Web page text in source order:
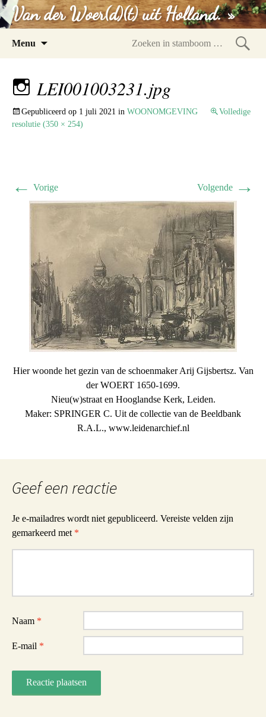
Van der Woer(d)(t) uit Holland. »
Menu
LEI001003231.jpg
Gepubliceerd op 1 juli 2021 in WOONOMGEVING
Volledige
resolutie (350 × 254)
← Vorige Volgende →
Hier woonde het gezin van de schoenmaker Arij Gijsbertsz. Van
der WOERT 1650-1699.
Nieu(w)straat en Hooglandse Kerk, Leiden.
Maker: SPRINGER C. Uit de collectie van de Beeldbank
R.A.L., www.leidenarchief.nl
Geef een reactie
Je e-mailadres wordt niet gepubliceerd. Vereiste velden zijn
gemarkeerd met *
Naam *
E-mail *